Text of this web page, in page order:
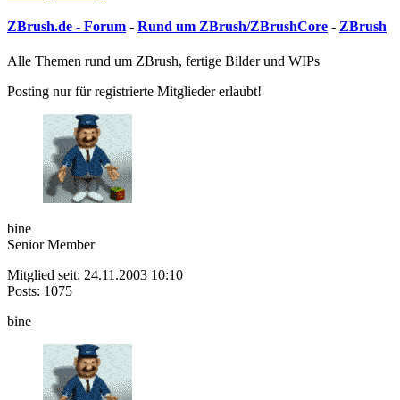
ZBrush.de - Forum - Rund um ZBrush/ZBrushCore - ZBrush
Alle Themen rund um ZBrush, fertige Bilder und WIPs
Posting nur für registrierte Mitglieder erlaubt!
bine
Senior Member
Mitglied seit: 24.11.2003 10:10
Posts: 1075
bine